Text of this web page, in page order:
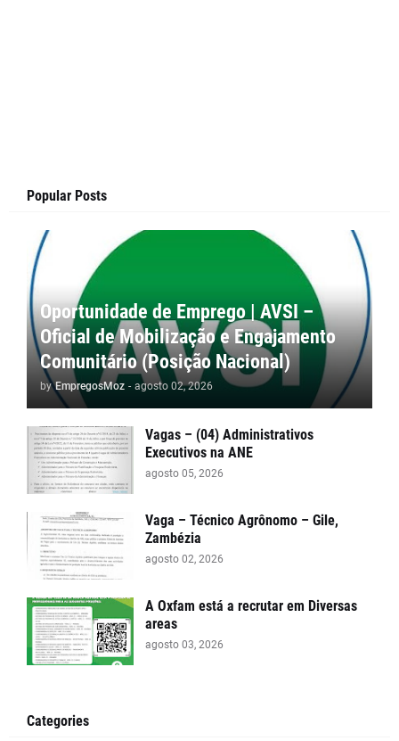
Popular Posts
Oportunidade de Emprego | AVSI –
Oficial de Mobilização e Engajamento
Comunitário (Posição Nacional)
by EmpregosMoz - agosto 02, 2026
Vagas – (04) Administrativos
Executivos na ANE
agosto 05, 2026
Vaga – Técnico Agrônomo – Gile,
Zambézia
agosto 02, 2026
A Oxfam está a recrutar em Diversas
areas
agosto 03, 2026
Categories